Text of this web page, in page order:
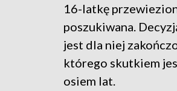
16-latkę
poszukiwana.
jest dla niej
którego skutkiem
osiem lat.